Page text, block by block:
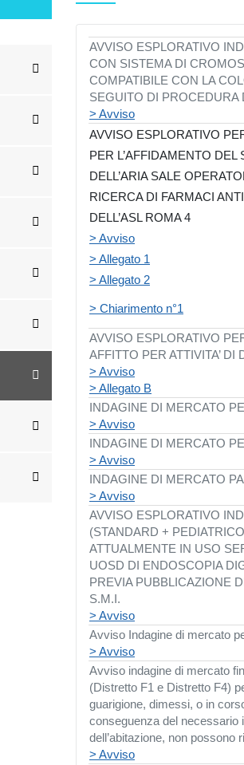
AVVISO ESPLORATIVO
CON SISTEMA DI
COMPATIBILE CON LA
SEGUITO DI PROCEDURA
> Avviso
AVVISO ESPLORATIVO
PER L’AFFIDAMENTO DEL
DELL’ARIA SALE
RICERCA DI FARMACI
DELL’ASL ROMA 4
> Avviso
> Allegato 1
> Allegato 2
> Chiarimento n°1
AVVISO ESPLORATIVO
AFFITTO PER ATTIVITA’
> Avviso
> Allegato B
INDAGINE DI MERCATO
> Avviso
INDAGINE DI MERCATO
> Avviso
INDAGINE DI MERCATO
> Avviso
AVVISO ESPLORATIVO
(STANDARD +
ATTUALMENTE IN USO
UOSD DI ENDOSCOPIA
PREVIA PUBBLICAZIONE
S.M.I.
> Avviso
Avviso Indagine di mercato
> Avviso
Avviso indagine di mercato
(Distretto F1 e Distretto F4)
guarigione, dimessi, o in
conseguenza del necessario
dell’abitazione, non possono
> Avviso